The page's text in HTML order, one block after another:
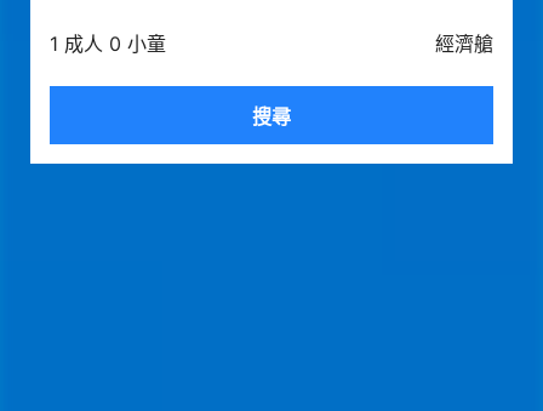
1 成人 0 小童 經濟艙
搜尋